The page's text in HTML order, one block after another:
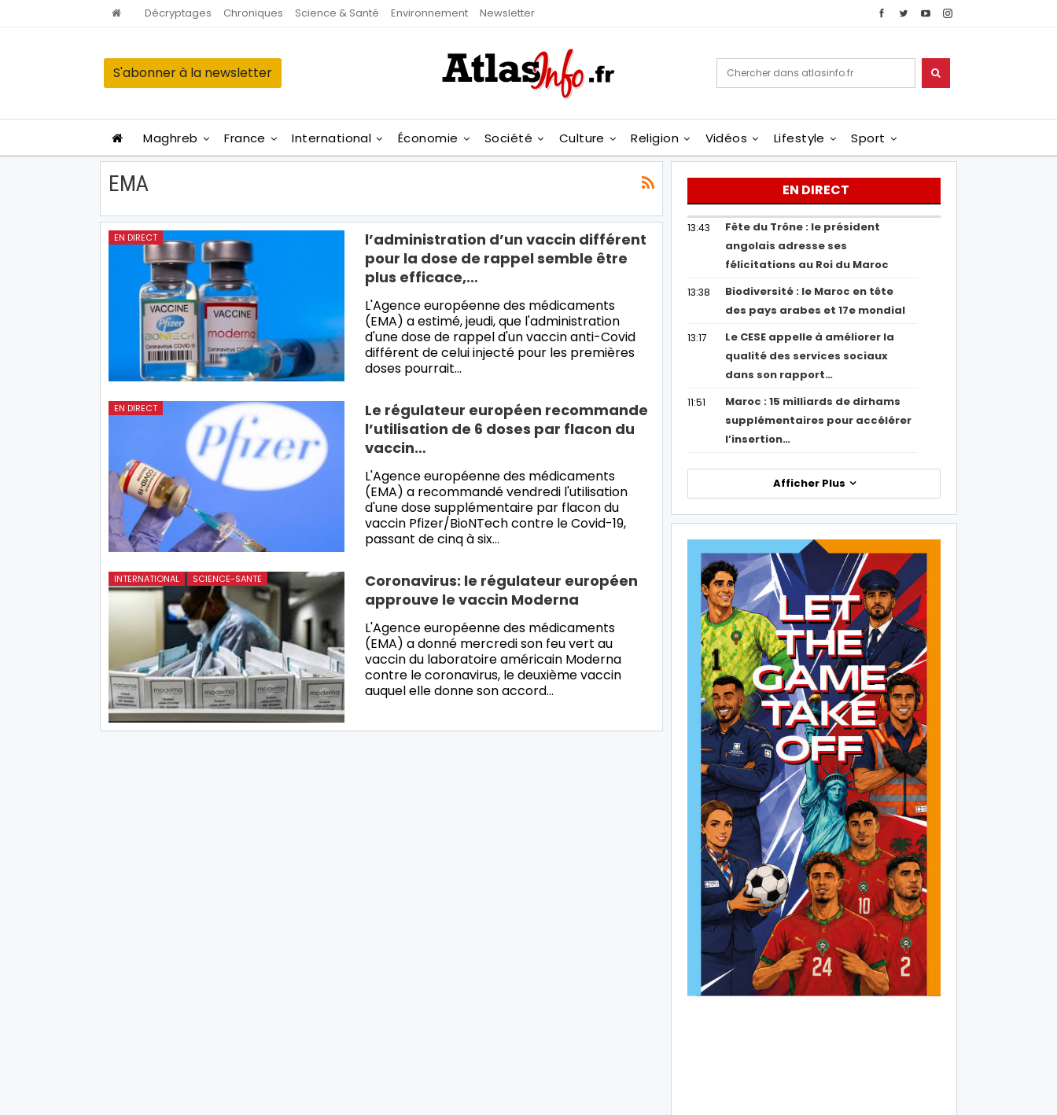
Décryptages Chroniques Science & Santé Environnement Newsletter
S'abonner à la newsletter
Maghreb France International Économie Société Culture Religion Vidéos Lifestyle Sport
EMA
EN DIRECT
l’administration d’un vaccin différent
pour la dose de rappel semble être
plus efficace,…
L'Agence européenne des médicaments
(EMA) a estimé, jeudi, que l'administration
d'une dose de rappel d'un vaccin anti-Covid
différent de celui injecté pour les premières
doses pourrait…
EN DIRECT
Le régulateur européen recommande
l’utilisation de 6 doses par flacon du
vaccin…
L'Agence européenne des médicaments
(EMA) a recommandé vendredi l'utilisation
d'une dose supplémentaire par flacon du
vaccin Pfizer/BioNTech contre le Covid-19,
passant de cinq à six…
INTERNATIONAL SCIENCE-SANTE
Coronavirus: le régulateur européen
approuve le vaccin Moderna
L'Agence européenne des médicaments
(EMA) a donné mercredi son feu vert au
vaccin du laboratoire américain Moderna
contre le coronavirus, le deuxième vaccin
auquel elle donne son accord…
EN DIRECT
13:43
Fête du Trône : le président
angolais adresse ses
félicitations au Roi du Maroc
13:38
Biodiversité : le Maroc en tête
des pays arabes et 17e mondial
13:17
Le CESE appelle à améliorer la
qualité des services sociaux
dans son rapport…
11:51
Maroc : 15 milliards de dirhams
supplémentaires pour accélérer
l’insertion…
Afficher Plus